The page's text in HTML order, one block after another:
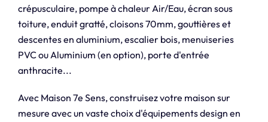
crépusculaire, pompe à chaleur Air/Eau, écran sous
toiture, enduit gratté, cloisons 70mm, gouttières et
descentes en aluminium, escalier bois, menuiseries
PVC ou Aluminium (en option), porte d'entrée
anthracite...
Avec Maison 7e Sens, construisez votre maison sur
mesure avec un vaste choix d'équipements design en